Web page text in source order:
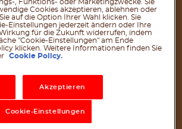
150 g Himbeeren
Weizenmehl (Type 405)
75 g Zucker
5 g Backpulver
ml Sonnenblumenöl
1 St. Eier
, Funktions- oder Marketingzwecke. Sie
Cookies akzeptieren, ablehnen oder
auf die Option Ihrer Wahl klicken. Sie
Einstellungen jederzeit ändern oder Ihre
für die Zukunft widerrufen, indem
"Cookie-Einstellungen" am Ende
klicken. Weitere Informationen finden Sie
Cookie Policy.
Akzeptieren
Cookie-Einstellungen